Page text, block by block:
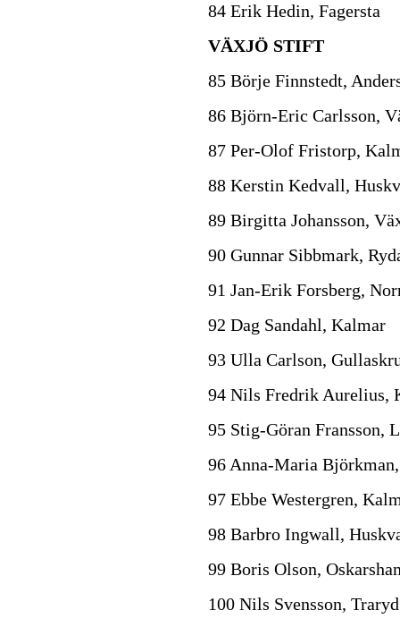
84 Erik Hedin, Fagersta
VÄXJÖ STIFT
85 Börje Finnstedt,
86 Björn-Eric Carlsson,
87 Per-Olof Fristorp,
88 Kerstin Kedvall,
89 Birgitta Johansson,
90 Gunnar Sibbmark,
91 Jan-Erik Forsberg,
92 Dag Sandahl, Kalmar
93 Ulla Carlson,
94 Nils Fredrik Aurelius,
95 Stig-Göran Fransson,
96 Anna-Maria
97 Ebbe Westergren,
98 Barbro Ingwall,
99 Boris Olson,
100 Nils Svensson, Traryd